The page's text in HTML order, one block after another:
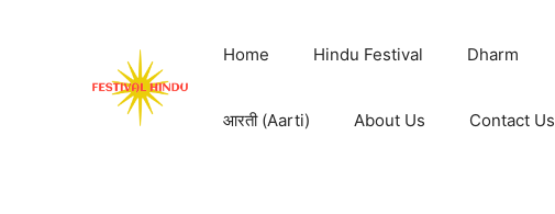
Home Hindu Festival Dharm
आरती (Aarti) About Us Contact Us